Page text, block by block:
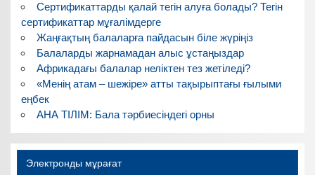
Сертификаттарды қалай тегін алуға болады? Тегін
сертификаттар мұғалімдерге
Жаңғақтың балаларға пайдасын біле жүріңіз
Балаларды жарнамадан алыс ұстаңыздар
Африкадағы балалар неліктен тез жетіледі?
«Менің атам – шежіре» атты тақырыптағы ғылыми
еңбек
АНА ТІЛІМ: Бала тәрбиесіндегі орны
Электронды мұрағат